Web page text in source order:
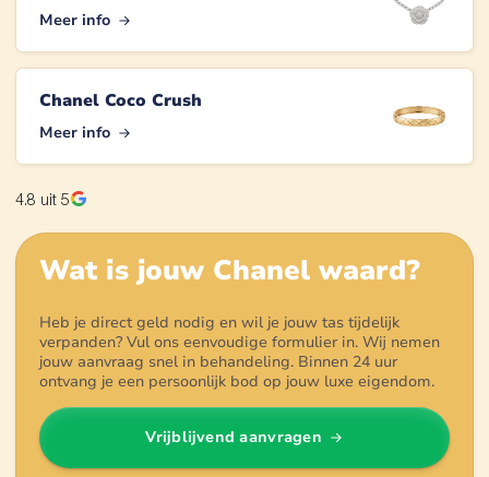
Meer info
Chanel Coco Crush
Meer info
4.8 uit 5
Wat is jouw Chanel waard?
Heb je direct geld nodig en wil je jouw tas tijdelijk
verpanden? Vul ons eenvoudige formulier in. Wij nemen
jouw aanvraag snel in behandeling. Binnen 24 uur
ontvang je een persoonlijk bod op jouw luxe eigendom.
Vrijblijvend aanvragen